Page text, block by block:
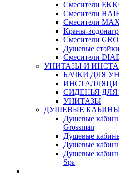
Смесители
Смесители
Смесители
Краны-
Смесители
Душевые стойки
Смесители
УНИТАЗЫ И
БАЧКИ ДЛЯ
СИДЕНЬЯ
УНИТАЗЫ
ДУШЕВЫЕ
Душевые
Grossman
Душевые
Душевые
Душевые
Spa